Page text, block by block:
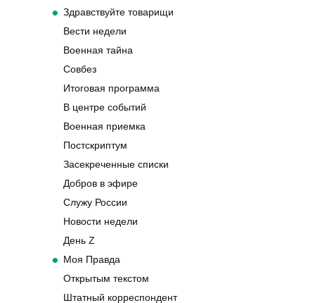
Здравствуйте товарищи
Вести недели
Военная тайна
Совбез
Итоговая программа
В центре событий
Военная приемка
Постскриптум
Засекреченные списки
Добров в эфире
Служу России
Новости недели
День Z
Моя Правда
Открытым текстом
Штатный корреспондент